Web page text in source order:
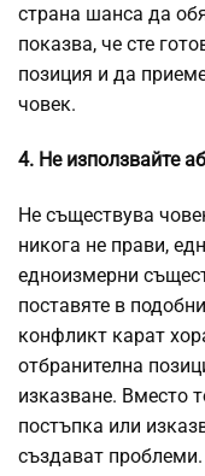
страна шанса да
показва, че сте
позиция и да
човек.
4. Не използвайте
Не съществува
никога не прави,
едноизмерни
поставяте в
конфликт карат
отбранителна
изказване. Вместо
постъпка или
създават